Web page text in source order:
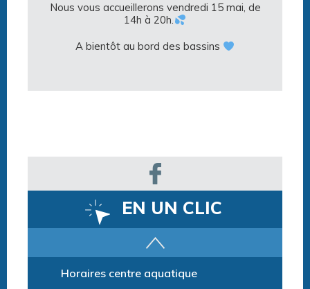
Nous vous accueillerons vendredi 15 mai, de
14h à 20h.
A bientôt au bord des bassins
EN UN CLIC
Horaires centre aquatique